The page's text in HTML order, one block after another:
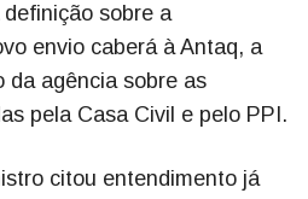
sobre a
envio caberá à Antaq, a
da agência sobre as
pela Casa Civil e pelo PPI.
citou entendimento já